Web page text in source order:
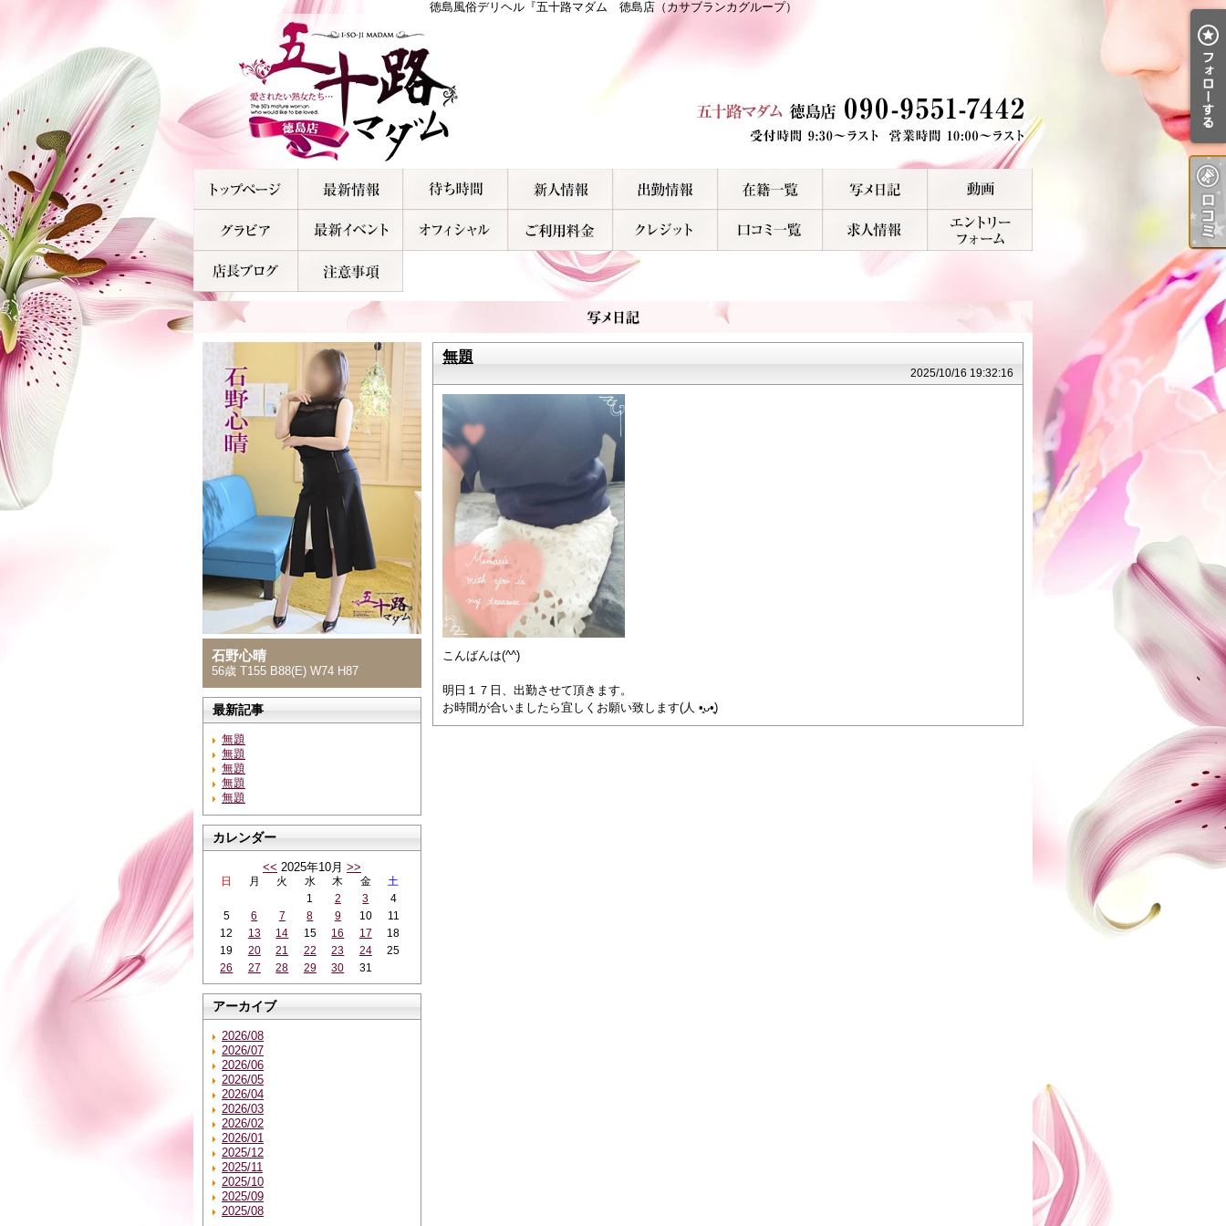
徳島風俗デリヘル『五十路マダム 徳島店（カサブランカグループ）
石野心晴
56歳 T155 B88(E) W74 H87
最新記事
無題
無題
無題
無題
無題
カレンダー
<< 2025年10月 >>
日 月 火 水 木 金
土
1
2 3
4
5
6 7 8 9 10
11
12
13 14 15 16 17
18
19
20 21 22 23 24
25
26
27 28 29 30 31
アーカイブ
2026/08
2026/07
2026/06
2026/05
2026/04
2026/03
2026/02
2026/01
2025/12
2025/11
2025/10
2025/09
2025/08
無題
2025/10/16 19:32:16
こんばんは(⁠^⁠^⁠)
明日１７日、出勤させて頂きます。
お時間が合いましたら宜しくお願い致します(⁠人⁠ ⁠•͈⁠ᴗ⁠•͈⁠)